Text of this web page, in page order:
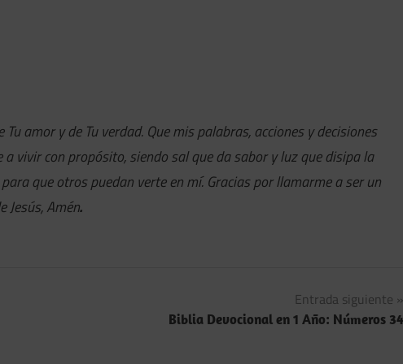
amor y de Tu verdad. Que mis palabras, acciones y decisiones
vivir con propósito, siendo sal que da sabor y luz que disipa la
que otros puedan verte en mí. Gracias por llamarme a ser un
Jesús, Amén.
Entrada siguiente
Biblia Devocional en 1 Año: Números 34